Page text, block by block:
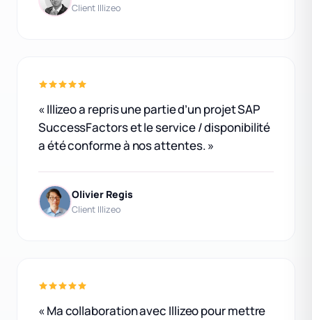
Client Illizeo
« Illizeo a repris une partie d’un projet SAP
SuccessFactors et le service / disponibilité
a été conforme à nos attentes. »
Olivier Regis
Client Illizeo
« Ma collaboration avec Illizeo pour mettre